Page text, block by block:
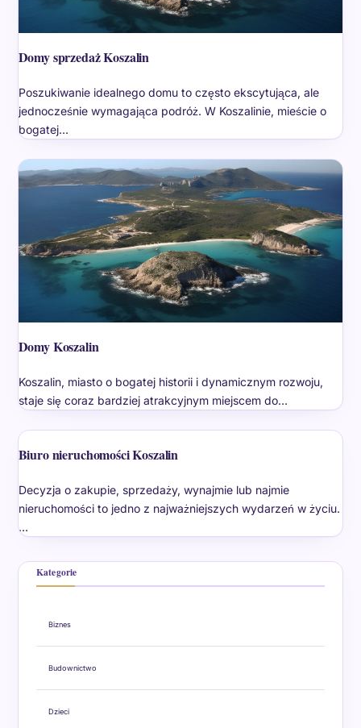
Domy sprzedaż Koszalin
Poszukiwanie idealnego domu to często ekscytująca, ale
jednocześnie wymagająca podróż. W Koszalinie, mieście o
bogatej…
Domy Koszalin
Koszalin, miasto o bogatej historii i dynamicznym rozwoju,
staje się coraz bardziej atrakcyjnym miejscem do…
Biuro nieruchomości Koszalin
Decyzja o zakupie, sprzedaży, wynajmie lub najmie
nieruchomości to jedno z najważniejszych wydarzeń w życiu.
…
Kategorie
Biznes
Budownictwo
Dzieci